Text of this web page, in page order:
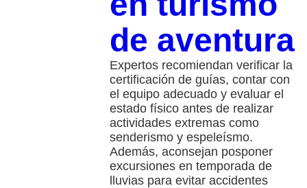
de aventura
Expertos recomiendan verificar la
certificación de guías, contar con
el equipo adecuado y evaluar el
estado físico antes de realizar
actividades extremas como
senderismo y espeleísmo.
Además, aconsejan posponer
excursiones en temporada de
lluvias para evitar accidentes